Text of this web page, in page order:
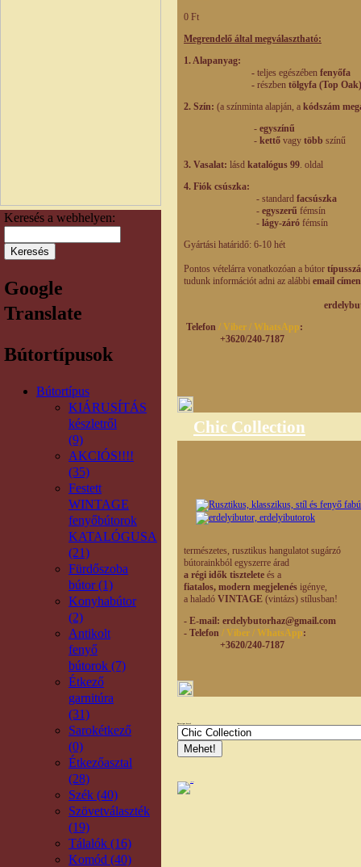
Keresés a webhelyen:
Google
Translate
Bútortípusok
Bútortípus
KIÁRUSÍTÁS
készletről
(9)
AKCIÓS!!!!
(35)
Festett
WINTAGE
fenyőbútorok
KATALÓGUSA
(21)
Fürdőszoba
bútor (1)
Konyhabútor
(2)
Antikolt
fenyő
bútorok (7)
Étkező
garnitúra
(31)
Sarokétkező
(0)
Étkezőasztal
(28)
Szék (40)
Szövetválaszték
(19)
Tálalók (16)
Komód (40)
0 Ft
Megrendelő által megválasztható:
1. Alapanyag:
- teljes egészében fenyőfa
- részben tölgyfa (Top
2. Szín: (a színminta alapján, a kódszám
- egyszínű
- kettő vagy több színű
3. Vasalat: lásd katalógus 99. oldal
4. Fiók csúszka:
- standard facsúszka
- egyszerű fémsín
- lágy-záró fémsín
Gyártási határidő: 6-10 hét
Pontos vételárra vonatkozóan a bútor
tudunk információt adni az alábbi email
Telefon / Viber / WhatsApp:
+3620/240-7187
Chic Collection
természetes, rusztikus hangulatot sugárzó
bútorainkból egyszerre árad
a régi idők tisztelete és a
fiatalos, modern megjelenés igénye,
a haladó VINTAGE (vintázs) stílusban!
- E-mail: erdelybutorhaz@gmail.com
- Telefon / Viber / WhatsApp:
+3620/240-7187